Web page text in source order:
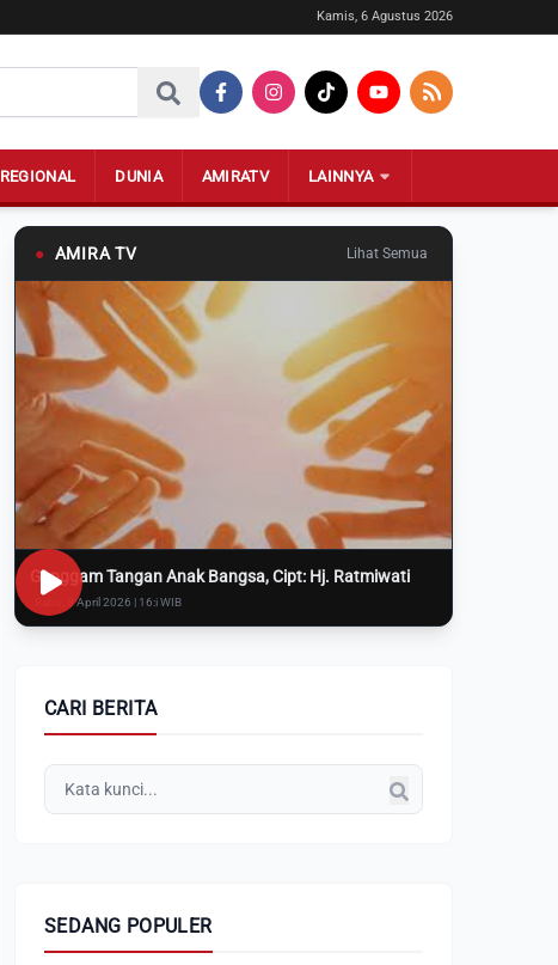
Kamis, 6 Agustus 2026
REGIONAL DUNIA AMIRATV LAINNYA
● AMIRA TV Lihat Semua
Genggam Tangan Anak Bangsa, Cipt: Hj. Ratmiwati
Rabu, 8 April 2026 | 16:i WIB
CARI BERITA
SEDANG POPULER